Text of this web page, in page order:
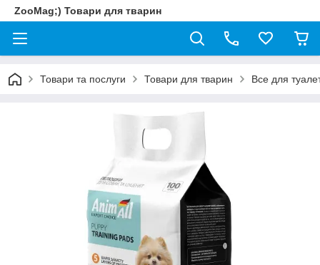
ZooMag;) Товари для тварин
Товари та послуги Товари для тварин Все для